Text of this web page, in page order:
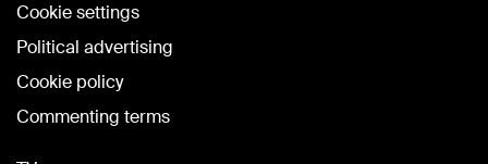
Cookie settings
Political advertising
Cookie policy
Commenting terms